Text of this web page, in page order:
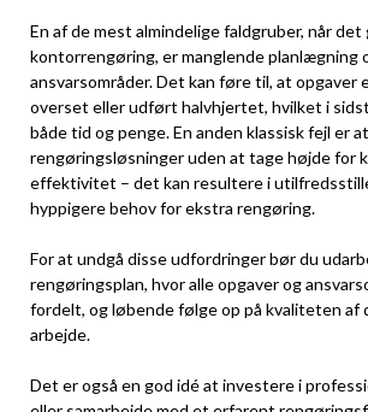
En af de mest almindelige faldgruber, når
kontorrengøring, er manglende planlægning
ansvarsområder. Det kan føre til, at opgaver
overset eller udført halvhjertet, hvilket i
både tid og penge. En anden klassisk fejl er
rengøringsløsninger uden at tage højde for
effektivitet – det kan resultere i
hyppigere behov for ekstra rengøring.
For at undgå disse udfordringer bør du
rengøringsplan, hvor alle opgaver og
fordelt, og løbende følge op på kvaliteten
arbejde.
Det er også en god idé at investere i